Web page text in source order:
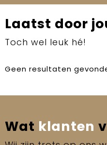
Laatst door
Toch wel leuk hé!
Geen resultaten
Wat klanten